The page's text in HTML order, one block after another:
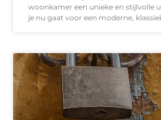
woonkamer een unieke en stijlvolle
je nu gaat voor een moderne,